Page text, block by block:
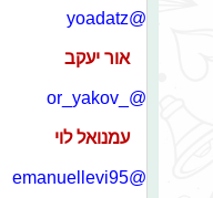
@yoadatz
אור יעקב
@_or_yakov
עמנואל לוי
@emanuellevi95